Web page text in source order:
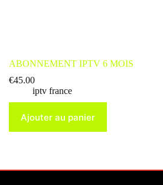
ABONNEMENT IPTV 6 MOIS
€45.00
iptv france
Ajouter au panier